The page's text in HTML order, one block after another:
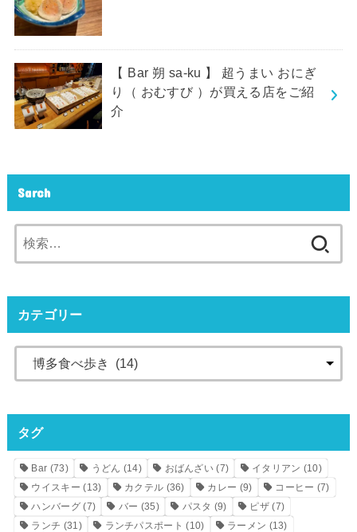
【 Bar 朔 sa-ku 】 超うまい おにぎ
り（ おむすび ）が買える店をご紹
介
Sarch
索:
カテゴリー
タグ
Bar (73) うどん (14) おばんざい (7) イタリアン (10)
ウイスキー (13) カクテル (36) カレー (9) コーヒー (7)
ハンバーグ(7) バー (35) パスタ (9) ピザ (7)
ランチ (31) ランチパスポート (10) ラーメン (13)